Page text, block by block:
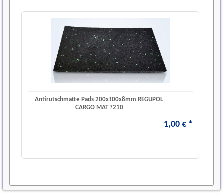
Antirutschmatte Pads 200x100x8mm REGUPOL
CARGO MAT 7210
1,00 € *